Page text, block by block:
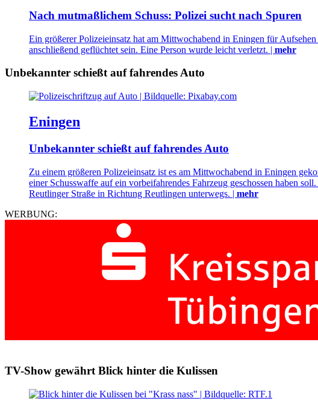
Nach mutmaßlichem Schuss: Polizei sucht nach Spuren
Ein größerer Polizeieinsatz hat am Mittwochabend in Eningen für
anschließend geflüchtet sein. Eine Person wurde leicht verletzt. | mehr
Unbekannter schießt auf fahrendes Auto
Eningen
Unbekannter schießt auf fahrendes Auto
Zu einem größeren Polizeieinsatz ist es am Mittwochabend in Eningen
einer Schusswaffe auf ein vorbeifahrendes Fahrzeug geschossen haben
Reutlinger Straße in Richtung Reutlingen unterwegs. | mehr
WERBUNG:
TV-Show gewährt Blick hinter die Kulissen